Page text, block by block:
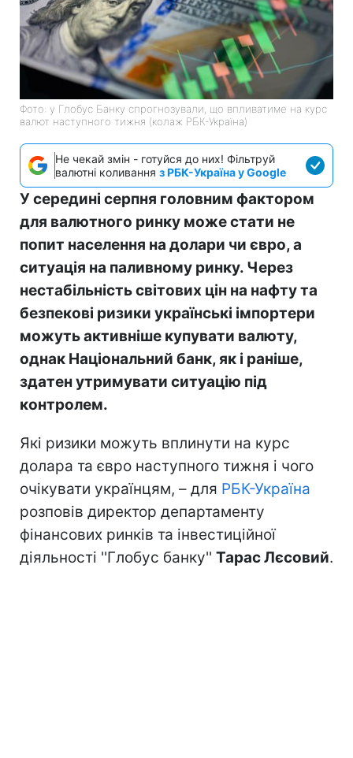
Фото: у Глобус Банку спрогнозували, що впливатиме на курс
валют наступного тижня (колаж РБК-Україна)
Не чекай змін - готуйся до них! Фільтруй
валютні коливання з РБК-Україна у Google
У середині серпня головним фактором
для валютного ринку може стати не
попит населення на долари чи євро, а
ситуація на паливному ринку. Через
нестабільність світових цін на нафту та
безпекові ризики українські імпортери
можуть активніше купувати валюту,
однак Національний банк, як і раніше,
здатен утримувати ситуацію під
контролем.
Які ризики можуть вплинути на курс
долара та євро наступного тижня і чого
очікувати українцям, – для РБК-Україна
розповів директор департаменту
фінансових ринків та інвестиційної
діяльності ''Глобус банку'' Тарас Лєсовий.